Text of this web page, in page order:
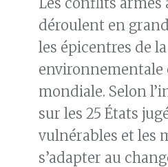
déroulent en
les épicentres de
environnementale
mondiale. Selon
sur les 25 États
vulnérables et les
s’adapter au